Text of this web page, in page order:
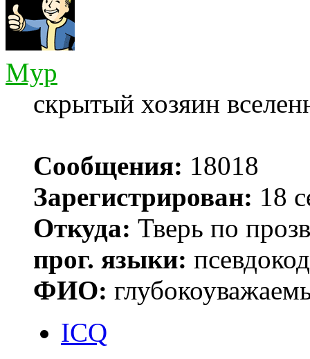
Myp
скрытый хозяин
Сообщения: 18018
Зарегистрирован: 18
Откуда: Тверь по
прог. языки:
ФИО:
ICQ